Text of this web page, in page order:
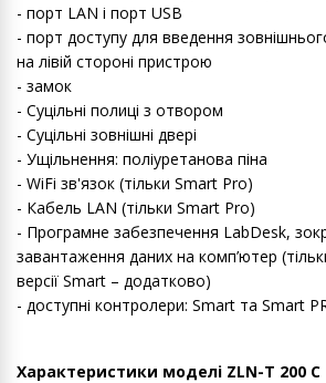
- порт LAN і порт USB
- порт доступу для введення
на лівій стороні пристрою
- замок
- Суцільні полиці з отвором
- Суцільні зовнішні двері
- Ущільнення: поліуретанова піна
- WiFi зв'язок (тільки Smart Pro)
- Кабель LAN (тільки Smart Pro)
- Програмне забезпечення LabDesk,
завантаження даних на комп’ютер
версії Smart – додатково)
- доступні контролери: Smart та Smart
Характеристики моделі ZLN-T 200 C